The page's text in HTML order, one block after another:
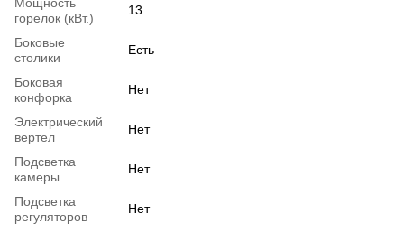
горелок (кВт.)
13
Боковые
столики
Есть
Боковая
конфорка
Нет
Электрический
вертел
Нет
Подсветка
камеры
Нет
Подсветка
регуляторов
Нет